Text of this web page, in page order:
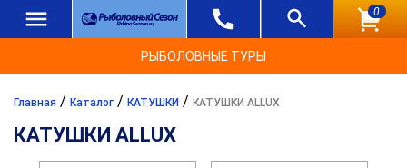
0
РЫБОЛОВНЫЕ ТУРЫ
Главная / Каталог / КАТУШКИ / КАТУШКИ ALLUX
КАТУШКИ ALLUX